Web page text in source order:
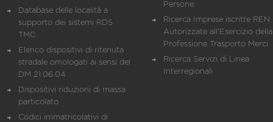
Database delle località a
supporto dei sistemi RDS
TMC
Elenco dispositivi di ritenuta
stradale omologati ai sensi del
DM 21.06.04
Dispositivi riduzioni di massa
particolato
Codici immatricolativi di
Persone
Ricerca Imprese iscritte REN
Autorizzate all'Esercizio della
Professione Trasporto Merci
Ricerca Servizi di Linea
Interregionali